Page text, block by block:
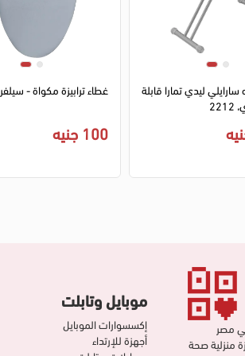
غطاء ترابيزة مكواة - سيلفر
100 جنيه
سارايلي ليدي تمارا قابلة
1
مصر
منزلية صحة
موبايل وتابلت
إكسسوارات الموبايل
أجهزة للإرتداء